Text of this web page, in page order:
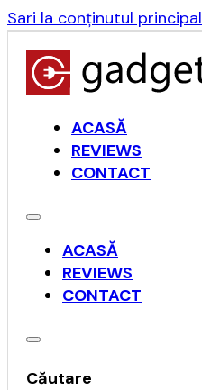
Sari la conținutul principal
ACASĂ
REVIEWS
CONTACT
ACASĂ
REVIEWS
CONTACT
Căutare